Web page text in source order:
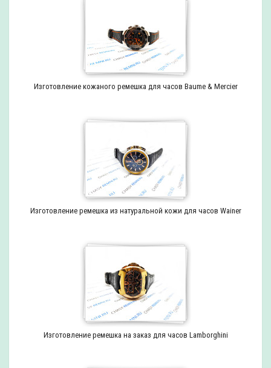
Изготовление кожаного ремешка для часов Baume & Mercier
Изготовление ремешка из натуральной кожи для часов Wainer
Изготовление ремешка на заказ для часов Lamborghini